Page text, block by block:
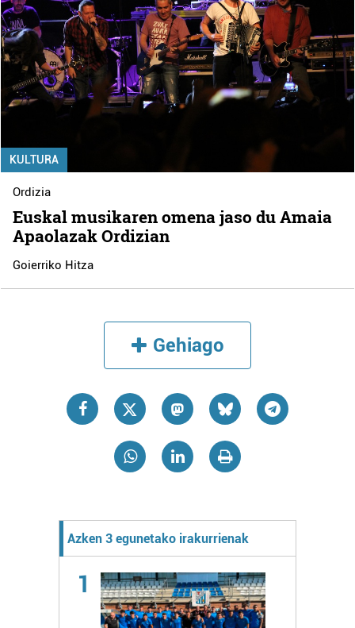
KULTURA
Ordizia
Euskal musikaren omena jaso du Amaia
Apaolazak Ordizian
Goierriko Hitza
Gehiago
Azken 3 egunetako irakurrienak
1